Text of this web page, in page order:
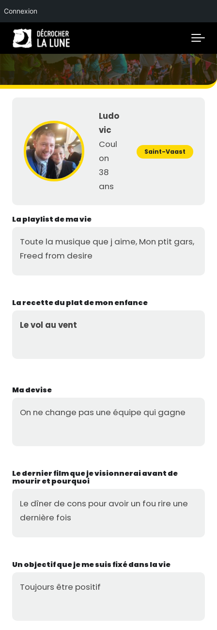
Connexion
Skip to main content
Ludo
vic
Coul
on
38
ans
Saint-Vaast
La playlist de ma vie
Toute la musique que j aime, Mon ptit gars,
Freed from desire
La recette du plat de mon enfance
Le vol au vent
Ma devise
On ne change pas une équipe qui gagne
Le dernier film que je visionnerai avant de
mourir et pourquoi
Le dîner de cons pour avoir un fou rire une
dernière fois
Un objectif que je me suis fixé dans la vie
Toujours être positif